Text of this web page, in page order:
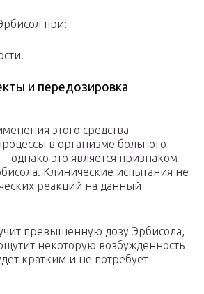
при:
и передозировка
этого средства
в организме больного
– однако это является признаком
Клинические испытания не
реакций на данный
превышенную дозу Эрбисола,
некоторую возбужденность
кратким и не потребует